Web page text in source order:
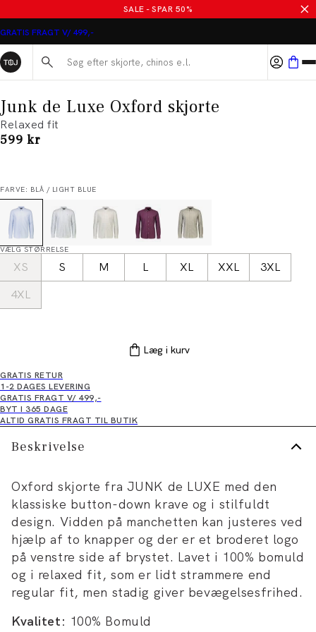
SALE - SPAR 50%
GRATIS FRAGT V/ 499,-
Søg her...
Junk de Luxe Oxford skjorte
Relaxed fit
I alt (inkl. rabat)
599 kr
FARVE: BLÅ / LIGHT BLUE
VÆLG STØRRELSE
XS S M L XL XXL
3XL
4XL
Læg i kurv
GRATIS RETUR
1-2 DAGES LEVERING
GRATIS FRAGT V/ 499,-
BYT I 365 DAGE
ALTID GRATIS FRAGT TIL BUTIK
Beskrivelse
Oxford skjorte fra JUNK de LUXE med den
klassiske button-down krave og i stilfuldt
design. Vidden på manchetten kan justeres ved
hjælp af to knapper og der er et broderet logo
på venstre side af brystet. Lavet i 100% bomuld
og i relaxed fit, som er lidt strammere end
regular fit, men stadig giver bevægelsesfrihed.
Kvalitet: 100% Bomuld